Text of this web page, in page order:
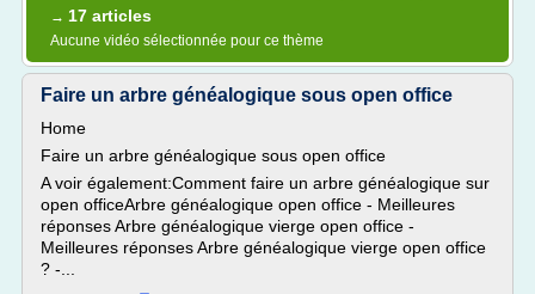
→ 17 articles
Aucune vidéo sélectionnée pour ce thème
Faire un arbre généalogique sous open office
Home
Faire un arbre généalogique sous open office
A voir également:Comment faire un arbre généalogique sur
open officeArbre généalogique open office - Meilleures
réponses Arbre généalogique vierge open office -
Meilleures réponses Arbre généalogique vierge open office
? -...